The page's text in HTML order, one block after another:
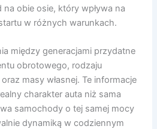
obie osie, który wpływa na
w różnych warunkach.
między generacjami przydatne
obrotowego, rodzaju
masy własnej. Te informacje
charakter auta niż sama
samochody o tej samej mocy
dynamiką w codziennym